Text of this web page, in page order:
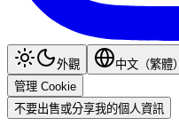
外觀
中文（繁體）
管理 Cookie
不要出售或分享我的個人資訊